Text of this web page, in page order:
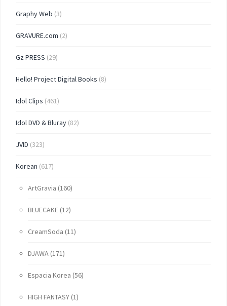
Graphy Web (3)
GRAVURE.com (2)
Gz PRESS (29)
Hello! Project Digital Books (8)
Idol Clips (461)
Idol DVD & Bluray (82)
JVID (323)
Korean (617)
ArtGravia (160)
BLUECAKE (12)
CreamSoda (11)
DJAWA (171)
Espacia Korea (56)
HIGH FANTASY (1)